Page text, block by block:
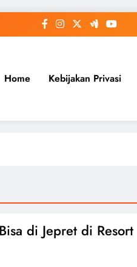
Home Kebijakan Privasi
di Jepret di Resort